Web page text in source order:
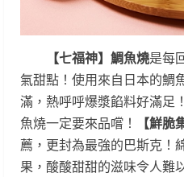
【七福神】鯛魚燒是每
氣甜點！使用來自日本的鯛
滿，熱呼呼爆漿餡料好滿足
魚燒一定要來品嚐！
【鮮
薦，更封為最強的巴斯克！
果，酸酸甜甜的滋味令人難